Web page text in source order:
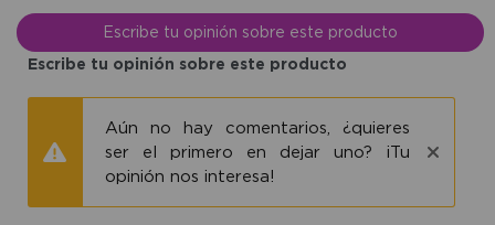
Escribe tu opinión sobre este producto
Escribe tu opinión sobre este producto
Aún no hay comentarios, ¿quieres
ser el primero en dejar uno? ¡Tu
opinión nos interesa!